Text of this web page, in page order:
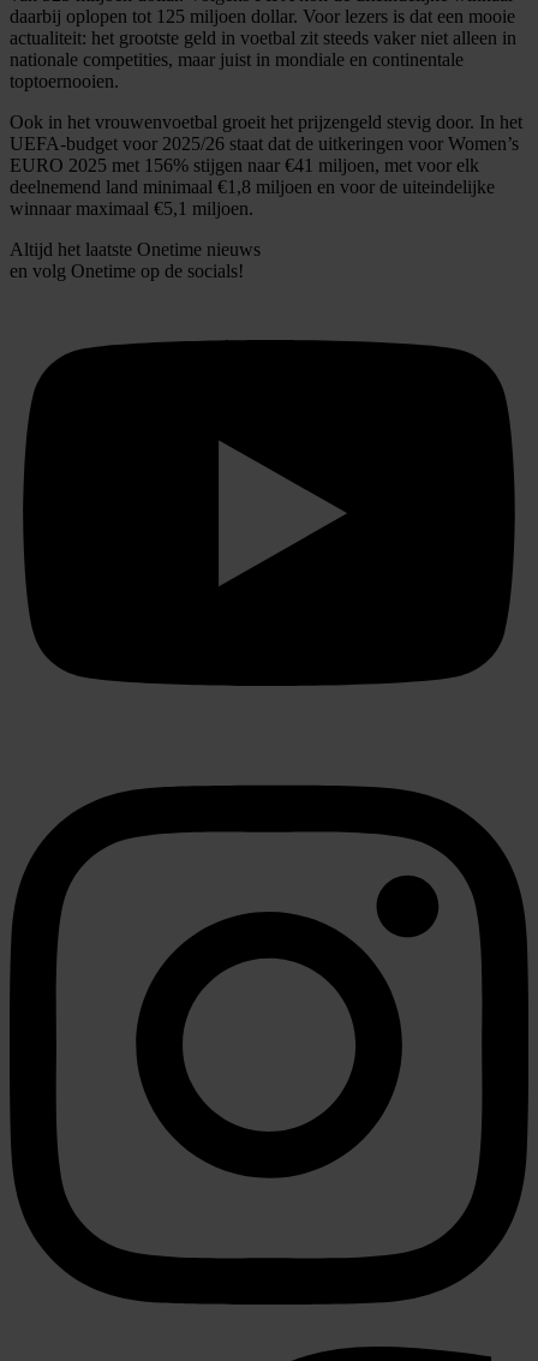
partners voor social media, adverteren en analyse. Deze
partners kunnen deze gegevens combineren met andere
informatie die u aan ze heeft verstrekt of die ze hebben
verzameld op basis van uw gebruik van hun services.
daarbij oplopen tot 125 miljoen dollar. Voor lezers is dat een mooie
actualiteit: het grootste geld in voetbal zit steeds vaker niet alleen in
nationale competities, maar juist in mondiale en continentale
toptoernooien.
Ook in het vrouwenvoetbal groeit het prijzengeld stevig door. In het
UEFA-budget voor 2025/26 staat dat de uitkeringen voor Women’s
EURO 2025 met 156% stijgen naar €41 miljoen, met voor elk
deelnemend land minimaal €1,8 miljoen en voor de uiteindelijke
winnaar maximaal €5,1 miljoen.
Altijd het laatste Onetime nieuws
en volg Onetime op de socials!